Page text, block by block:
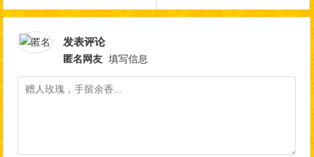
发表评论
匿名网友 填写信息